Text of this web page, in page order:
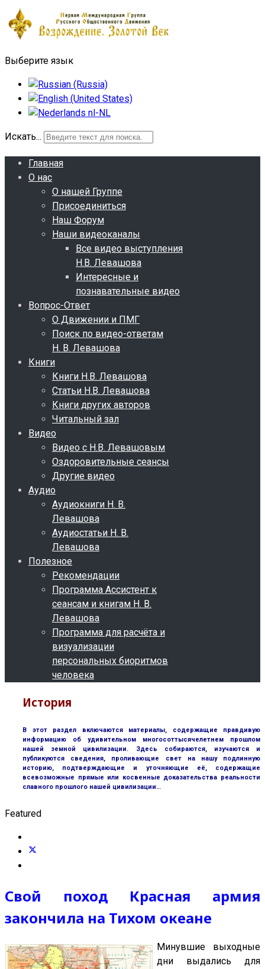
Выберите язык
Искать...
Главная
О нас
О нашей Группе
Присоединиться
Наш Форум
Наши видеоканалы
Все видео выступления
Н.В. Левашова
Интересные и
познавательные видео
Вопрос-Ответ
О Движении и ПМГ
Поиск по видео-ответам
Н. В. Левашова
Книги
Книги Н.В. Левашова
Статьи Н.В. Левашова
Книги других авторов
Читальный зал
Видео
Видео с Н.В. Левашовым
Оздоровительные сеансы
Другие видео
Аудио
Аудиокниги Н. В.
Левашова
Аудиостатьи Н. В.
Левашова
Полезное
Рекомендации
Программа Ассистент к
сеансам и книгам Н. В.
Левашова
Программа для расчёта и
визуализации
персональных биоритмов
человека
История
В этот раздел включаются материалы, содержащие правдивую
информацию об удивительном многосоттысячелетнем прошлом
нашей земной цивилизации. Здесь собираются, изучаются и
публикуются сведения, проливающие свет на нашу подлинную
историю, подтверждающие и уточняющие её, содержащие
всевозможные прямые или косвенные доказательства реальности
славного прошлого нашей цивилизации…
Featured
Свой поход Красная армия
закончила на Тихом океане
Минувшие выходные
дни выдались для